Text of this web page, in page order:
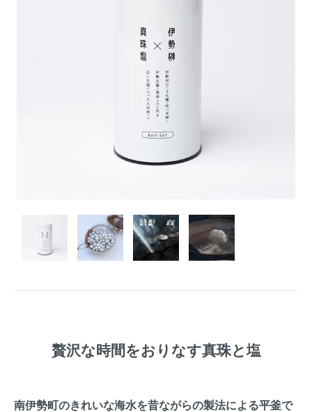
贅沢な時間をおりなす真珠と塩
南伊勢町のきれいな海水を昔ながらの製法による平釜で